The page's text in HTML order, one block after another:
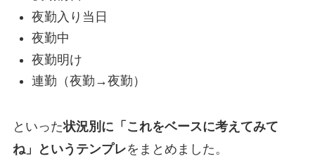
夜勤入り当日
夜勤中
夜勤明け
連勤（夜勤→夜勤）
といった状況別に「これをベースに考えてみて
ね」というテンプレをまとめました。